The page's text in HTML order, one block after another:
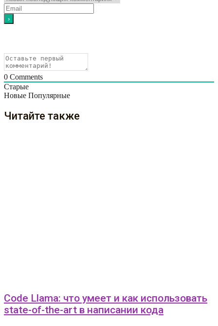
0 Comments
Старые
Новые Популярные
Читайте также
Code Llama: что умеет и как использовать
state-of-the-art в написании кода